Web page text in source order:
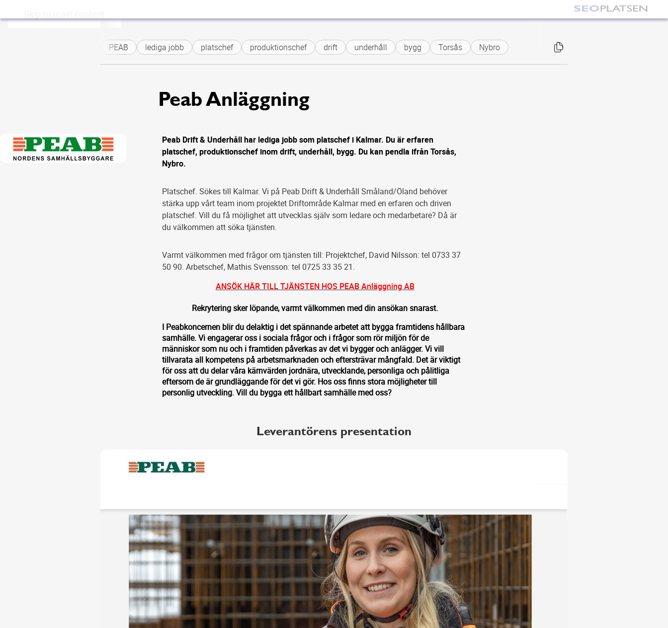
PEAB lediga jobb platschef produktionschef drift underhåll bygg Torsås Nybro
Peab Anläggning
Peab Drift & Underhåll har lediga jobb som platschef i Kalmar. Du är erfaren
platschef, produktionschef inom drift, underhåll, bygg. Du kan pendla ifrån Torsås,
Nybro.
Platschef. Sökes till Kalmar. Vi på Peab Drift & Underhåll Småland/Öland behöver
stärka upp vårt team inom projektet Driftområde Kalmar med en erfaren och driven
platschef. Vill du få möjlighet att utvecklas själv som ledare och medarbetare? Då är
du välkommen att söka tjänsten.
Varmt välkommen med frågor om tjänsten till: Projektchef, David Nilsson: tel 0733 37
50 90. Arbetschef, Mathis Svensson: tel 0725 33 35 21.
ANSÖK HÄR TILL TJÄNSTEN HOS PEAB Anläggning AB
Rekrytering sker löpande, varmt välkommen med din ansökan snarast.
I Peabkoncernen blir du delaktig i det spännande arbetet att bygga framtidens hållbara
samhälle. Vi engagerar oss i sociala frågor och i frågor som rör miljön för de
människor som nu och i framtiden påverkas av det vi bygger och anlägger. Vi vill
tillvarata all kompetens på arbetsmarknaden och eftersträvar mångfald. Det är viktigt
för oss att du delar våra kärnvärden jordnära, utvecklande, personliga och pålitliga
eftersom de är grundläggande för det vi gör. Hos oss finns stora möjligheter till
personlig utveckling. Vill du bygga ett hållbart samhälle med oss?
Leverantörens presentation